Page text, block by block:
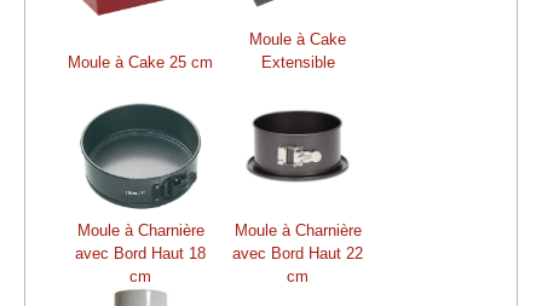
Moule à Cake 25 cm
Moule à Cake
Extensible
Moule à Charnière
avec Bord Haut 18
cm
Moule à Charnière
avec Bord Haut 22
cm